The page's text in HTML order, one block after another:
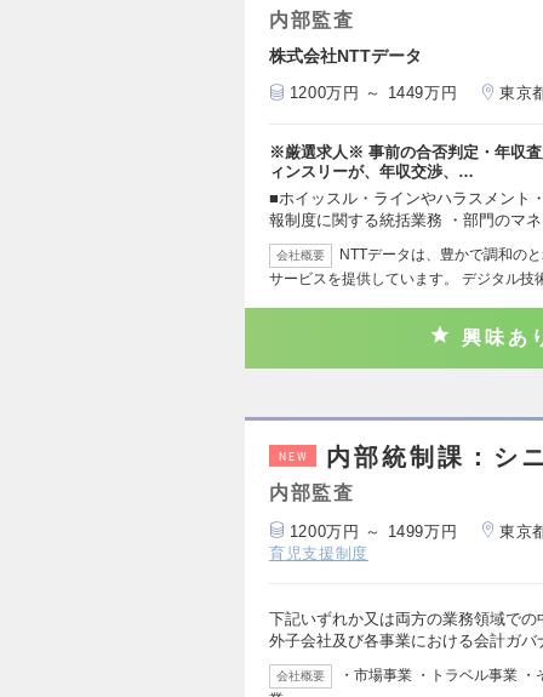
内部監査
株式会社NTTデータ
1200万円 ～ 1449万円 東京
※厳選求人※ 事前の合否判定・年収
ィンスリーが、年収交渉、…
■ホイッスル・ラインやハラスメント
報制度に関する統括業務 ・部門のマ
会社概要
NTTデータは、豊かで調和の
サービスを提供しています。 デジタル技
興味あ
NEW 内部統制課：シ
内部監査
1200万円 ～ 1499万円 東京
育児支援制度
下記いずれか又は両方の業務領域で
外子会社及び各事業における会計ガ
会社概要
・市場事業 ・トラベル事業